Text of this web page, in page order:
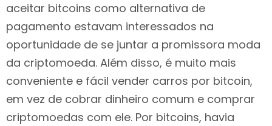
aceitar bitcoins como alternativa de
pagamento estavam interessados na
oportunidade de se juntar a promissora moda
da criptomoeda. Além disso, é muito mais
conveniente e fácil vender carros por bitcoin,
em vez de cobrar dinheiro comum e comprar
criptomoedas com ele. Por bitcoins, havia